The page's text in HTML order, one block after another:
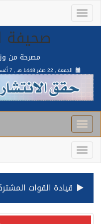
صحيفة
مصرحة من
الجمعة , 22 صفر 1448 هـ , 7 أغسطس 2026 م |